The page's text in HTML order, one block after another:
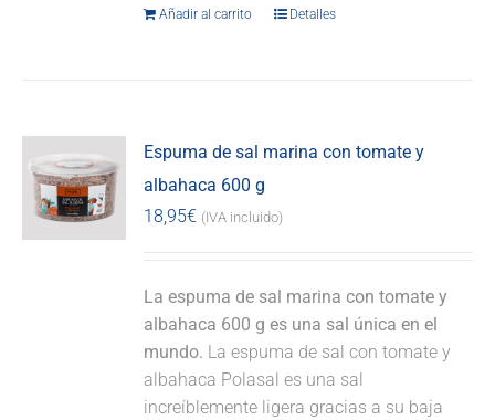
Añadir al carrito Detalles
Espuma de sal marina con tomate y
albahaca 600 g
18,95€ (IVA incluido)
La espuma de sal marina con tomate y
albahaca 600 g es una sal única en el
mundo. La espuma de sal con tomate y
albahaca Polasal es una sal
increíblemente ligera gracias a su baja